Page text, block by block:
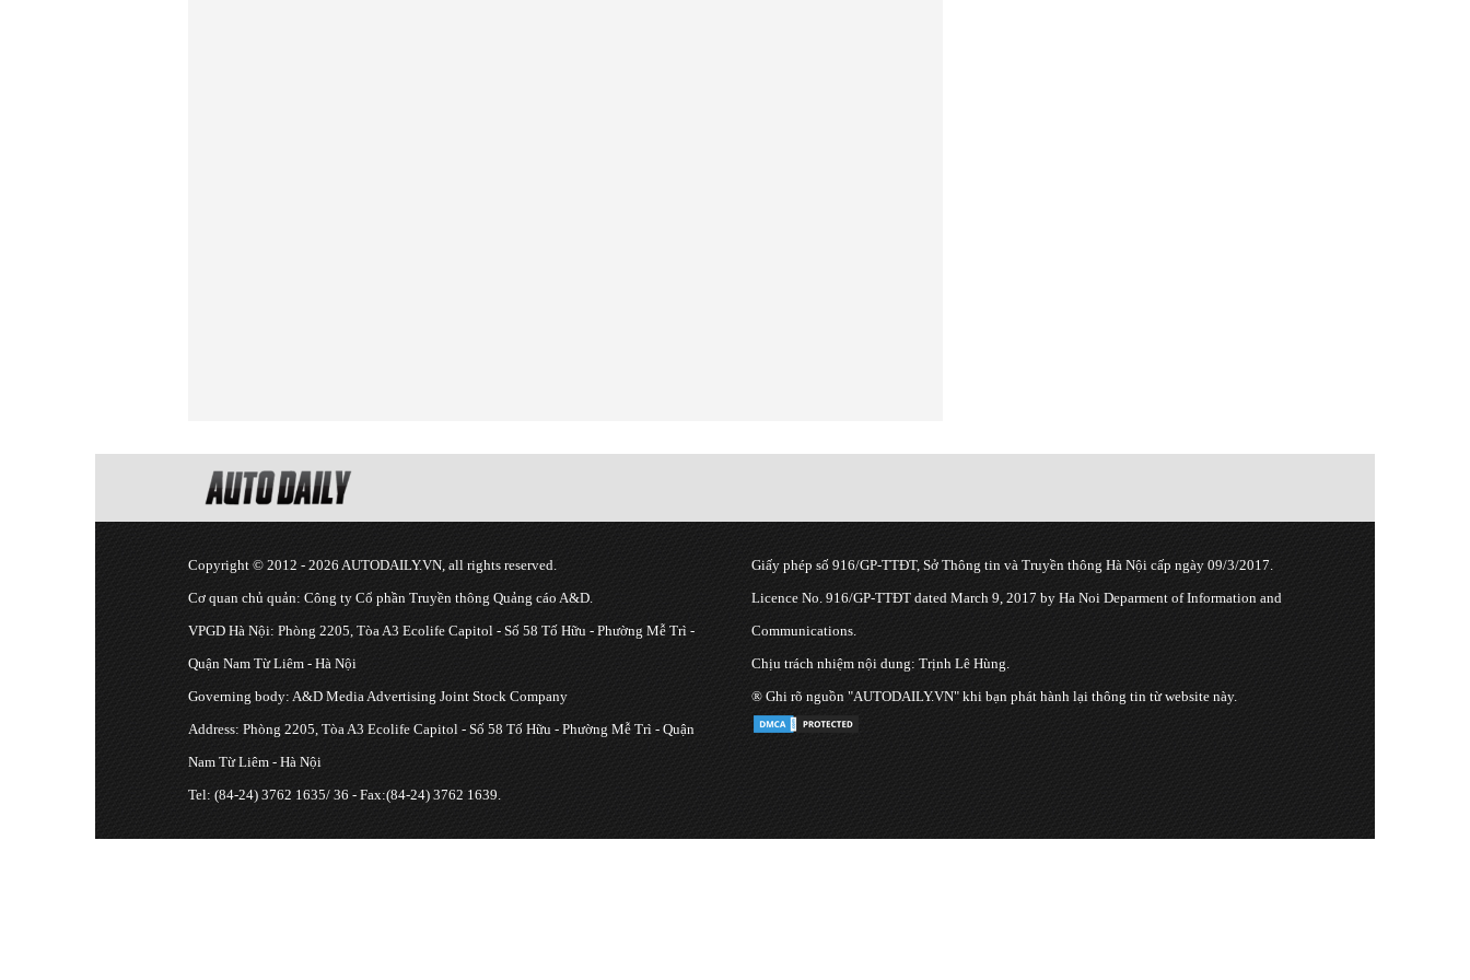
Copyright © 2012 - 2026 AUTODAILY.VN, all rights reserved.
Cơ quan chủ quản: Công ty Cổ phần Truyền thông Quảng cáo A&D.
VPGD Hà Nội: Phòng 2205, Tòa A3 Ecolife Capitol - Số 58 Tố Hữu - Phường Mễ Trì -
Quận Nam Từ Liêm - Hà Nội
Governing body: A&D Media Advertising Joint Stock Company
Address: Phòng 2205, Tòa A3 Ecolife Capitol - Số 58 Tố Hữu - Phường Mễ Trì - Quận
Nam Từ Liêm - Hà Nội
Tel: (84-24) 3762 1635/ 36 - Fax:(84-24) 3762 1639.
Giấy phép số 916/GP-TTĐT, Sở Thông tin và Truyền thông Hà Nội cấp ngày 09/3/2017.
Licence No. 916/GP-TTĐT dated March 9, 2017 by Ha Noi Deparment of Information and
Communications.
Chịu trách nhiệm nội dung: Trịnh Lê Hùng.
® Ghi rõ nguồn "AUTODAILY.VN" khi bạn phát hành lại thông tin từ website này.